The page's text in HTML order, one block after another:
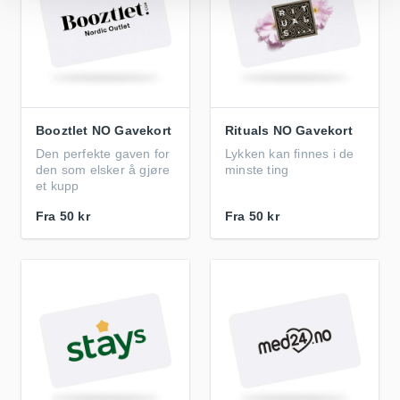
Booztlet NO Gavekort
Den perfekte gaven for
den som elsker å gjøre
et kupp
Fra 50 kr
Rituals NO Gavekort
Lykken kan finnes i de
minste ting
Fra 50 kr